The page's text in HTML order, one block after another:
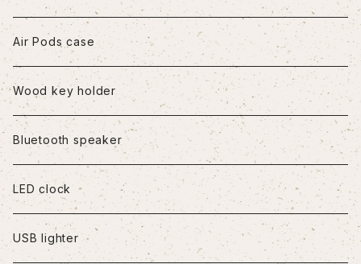
iPhone7/8/SE2
iPhone8Plus
iPhoneX/XS
iPhoneXR
iPhoneXS Max
Air Pods case
Wood key holder
Bluetooth speaker
LED clock
USB lighter